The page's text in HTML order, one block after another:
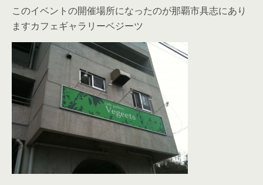
このイベントの開催場所になったのが那覇市具志にあり
ますカフェギャラリーベジーツ